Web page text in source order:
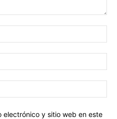
electrónico y sitio web en este